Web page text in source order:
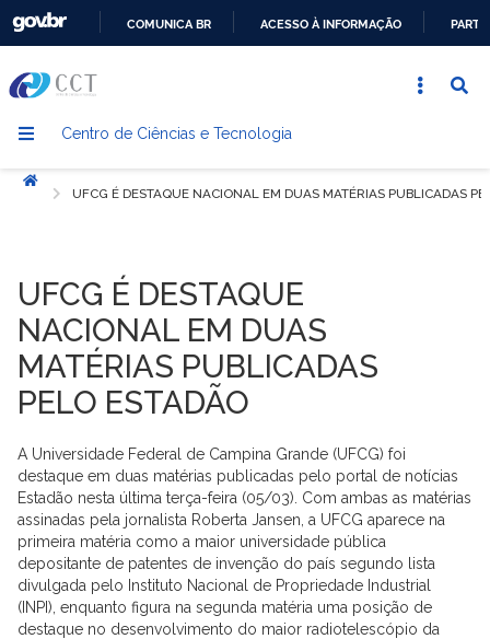
CONTEÚDO
COMUNICA BR ACESSO À INFORMAÇÃO
Centro de Ciências e Tecnologia
Início
UFCG É DESTAQUE NACIONAL EM DUAS MATÉRIAS PUBLICADAS
UFCG É DESTAQUE
NACIONAL EM DUAS
MATÉRIAS PUBLICADAS
PELO ESTADÃO
A Universidade Federal de Campina Grande (UFCG) foi
destaque em duas matérias publicadas pelo portal de notícias
Estadão nesta última terça-feira (05/03). Com ambas as matérias
assinadas pela jornalista Roberta Jansen, a UFCG aparece na
primeira matéria como a maior universidade pública
depositante de patentes de invenção do país segundo lista
divulgada pelo Instituto Nacional de Propriedade Industrial
(INPI), enquanto figura na segunda matéria uma posição de
destaque no desenvolvimento do maior radiotelescópio da